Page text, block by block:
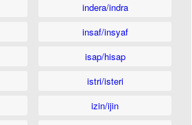
indera/indra
insaf/insyaf
isap/hisap
istri/isteri
izin/ijin